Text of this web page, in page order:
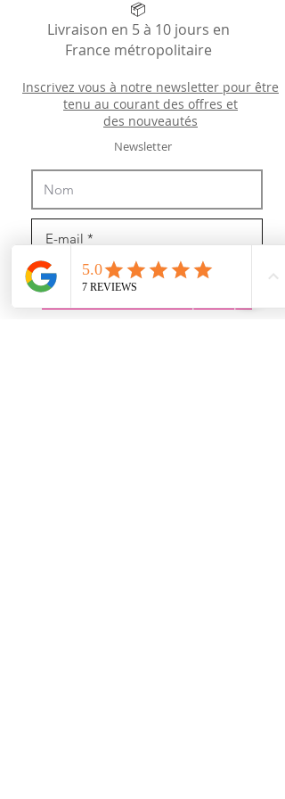
📦
Livraison en 5 à 10 jours en
France métropolitaire
Inscrivez vous à notre newsletter pour être
tenu au courant des offres et
des nouveautés
J’accepte les termes et conditions
Newsletter